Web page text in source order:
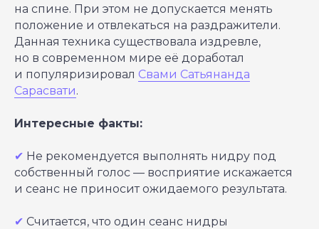
на спине. При этом не допускается менять
положение и отвлекаться на раздражители.
Данная техника существовала издревле,
но в современном мире её доработал
и популяризировал Свами Сатьянанда
Сарасвати.
Интересные факты:
✔ Не рекомендуется выполнять нидру под
собственный голос — восприятие искажается
и сеанс не приносит ожидаемого результата.
✔ Считается, что один сеанс нидры